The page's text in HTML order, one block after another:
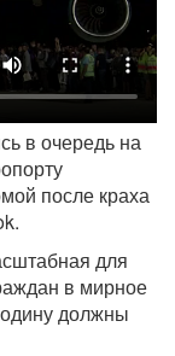
в очередь на
после краха
для
в мирное
должны